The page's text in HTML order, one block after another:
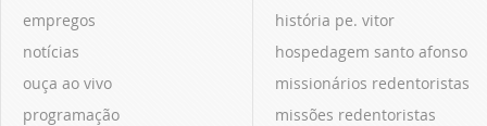
empregos
notícias
ouça ao vivo
programação
história pe. vitor
hospedagem santo afonso
missionários redentoristas
missões redentoristas